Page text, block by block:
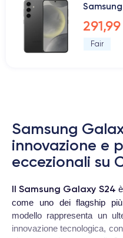
Fair
Samsung
innovazione e
eccezionali su
Il Samsung Galaxy S24
come uno dei flagship
modello rappresenta un
innovazione tecnologica,